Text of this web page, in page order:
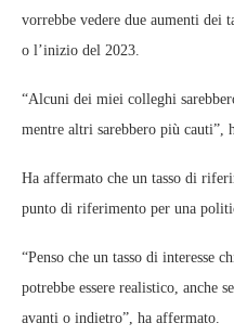
vorrebbe vedere due aumenti dei
o l’inizio del 2023.
“Alcuni dei miei colleghi
mentre altri sarebbero più cauti”,
Ha affermato che un tasso di
punto di riferimento per una
“Penso che un tasso di interesse
potrebbe essere realistico, anche
avanti o indietro”, ha affermato.